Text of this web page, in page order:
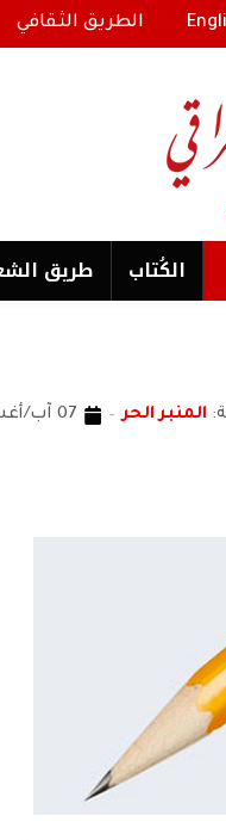
الطريق الثقافي
الكُتاب طریق
المنبر الحر 07 آب/أغسطس 2020